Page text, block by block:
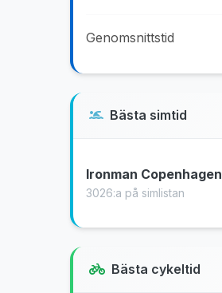
Genomsnittstid
Bästa simtid
Ironman Copenhagen
3026:a på simlistan
Bästa cykeltid